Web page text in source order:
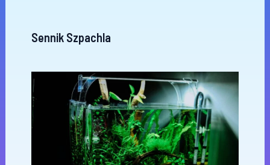
Sennik Szpachla